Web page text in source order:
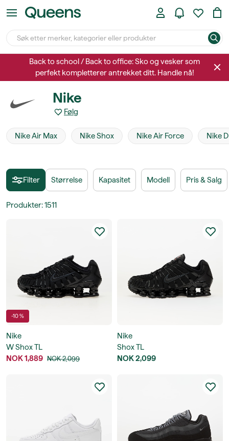
Back to school / Back to office: Sko og vesker som
perfekt kompletterer antrekket ditt. Handle nå!
Nike
Følg
Nike Air Max Nike Shox Nike Air Force Nike
Filter Størrelse Kapasitet Modell Pris & Salg
Produkter:1511
-10 %
Nike
W Shox TL
NOK 1,889 NOK 2,099
Nike
Shox TL
NOK 2,099